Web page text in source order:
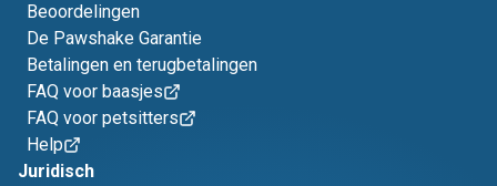
Beoordelingen
De Pawshake Garantie
Betalingen en terugbetalingen
FAQ voor baasjes
FAQ voor petsitters
Help
Juridisch